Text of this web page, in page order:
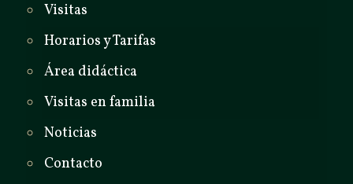
Visitas
Horarios y Tarifas
Área didáctica
Visitas en familia
Noticias
Contacto